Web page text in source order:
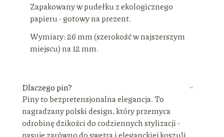
Zapakowany w pudełku z ekologicznego
papieru - gotowy na prezent.
Wymiary: 26 mm (szerokość w najszerszym
miejscu) na 12 mm.
Dlaczego pin?
Piny to bezpretensjonalna elegancja. To
nagradzany polski design, który przemyca
odrobinę dzikości do codziennych stylizacji -